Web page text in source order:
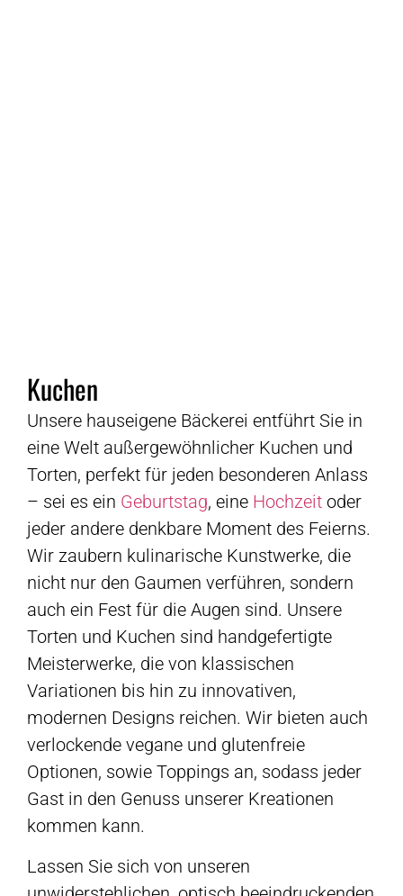
Kuchen
Unsere hauseigene Bäckerei entführt Sie in
eine Welt außergewöhnlicher Kuchen und
Torten, perfekt für jeden besonderen Anlass
– sei es ein Geburtstag, eine Hochzeit oder
jeder andere denkbare Moment des Feierns.
Wir zaubern kulinarische Kunstwerke, die
nicht nur den Gaumen verführen, sondern
auch ein Fest für die Augen sind. Unsere
Torten und Kuchen sind handgefertigte
Meisterwerke, die von klassischen
Variationen bis hin zu innovativen,
modernen Designs reichen. Wir bieten auch
verlockende vegane und glutenfreie
Optionen, sowie Toppings an, sodass jeder
Gast in den Genuss unserer Kreationen
kommen kann.
Lassen Sie sich von unseren